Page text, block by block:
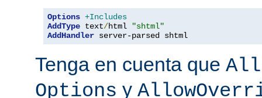
Options +Includes
AddType text/html
"shtml"
AddHandler server-parsed shtml
Tenga en cuenta que
Options y